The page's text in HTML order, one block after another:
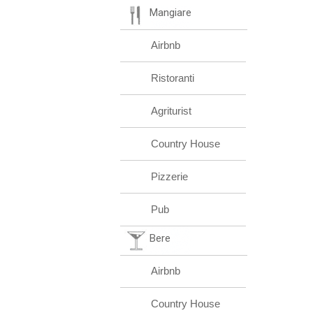
Mangiare
Airbnb
Ristoranti
Agriturist
Country House
Pizzerie
Pub
Bere
Airbnb
Country House